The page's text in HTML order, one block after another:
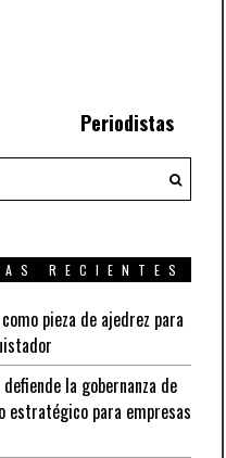
Periodistas
RECIENTES
pieza de ajedrez para
la gobernanza de
estratégico para empresas